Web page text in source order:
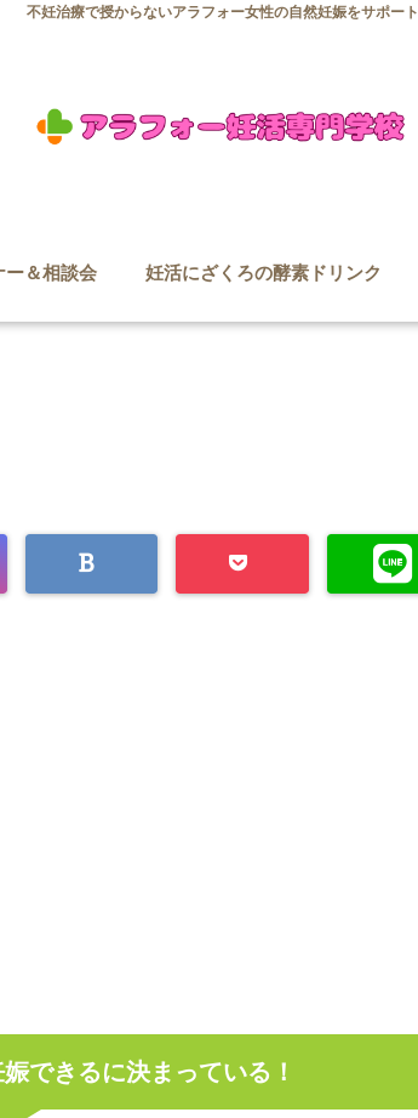
不妊治療で授からないアラフォー女性の自然妊娠をサポート
ー＆相談会 妊活にざくろの酵素ドリンク
できるに決まっている！